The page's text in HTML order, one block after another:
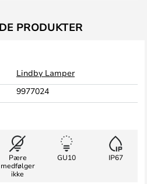
PRODUKTER
Lindby Lamper
9977024
Pære
medfølger
ikke
GU10 IP67